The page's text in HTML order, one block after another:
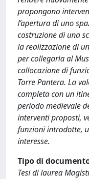
propongono
l’apertura di uno
costruzione di una
la realizzazione di
per collegarla al
collocazione di
Torre Pantera. La
completa con un
periodo medievale
interventi proposti,
funzioni introdotte,
interesse.
Tipo di
Tesi di laurea